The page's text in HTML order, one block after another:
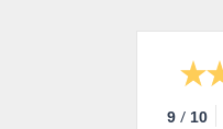
9 / 10